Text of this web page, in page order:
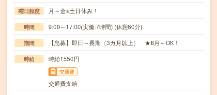
曜日頻度 月～金※土日休み！
時間 9:00～17:00(実働:7時間) (休憩60分)
期間 【急募】即日～長期（3カ月以上） ★8月～OK！
時給 時給1550円
交通費
交通費支給